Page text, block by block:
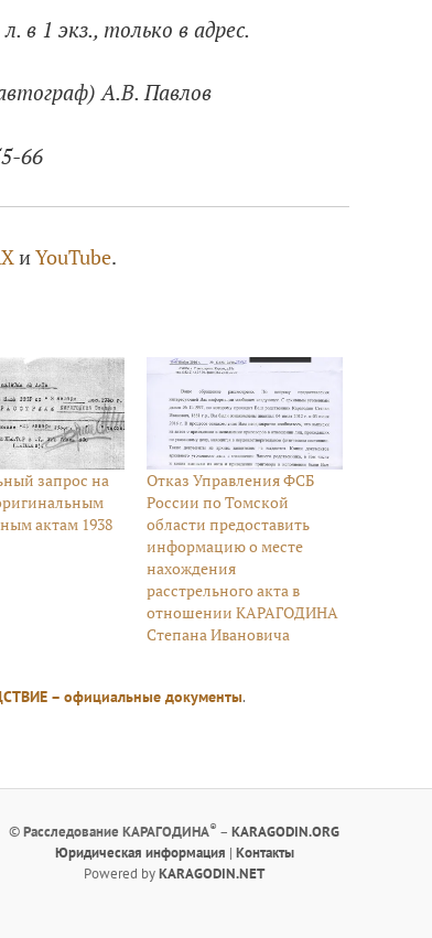
в 1 экз., только в адрес.
А.В. Павлов
66
иYouTube.
запрос на
актам 1938
Отказ Управления ФСБ
России по Томской
области предоставить
информацию о месте
нахождения
расстрельного акта в
отношении КАРАГОДИНА
Степана Ивановича
– официальные документы.
©Расследование КАРАГОДИНА® – KARAGODIN.ORG
Юридическая информация | Контакты
Powered byKARAGODIN.NET